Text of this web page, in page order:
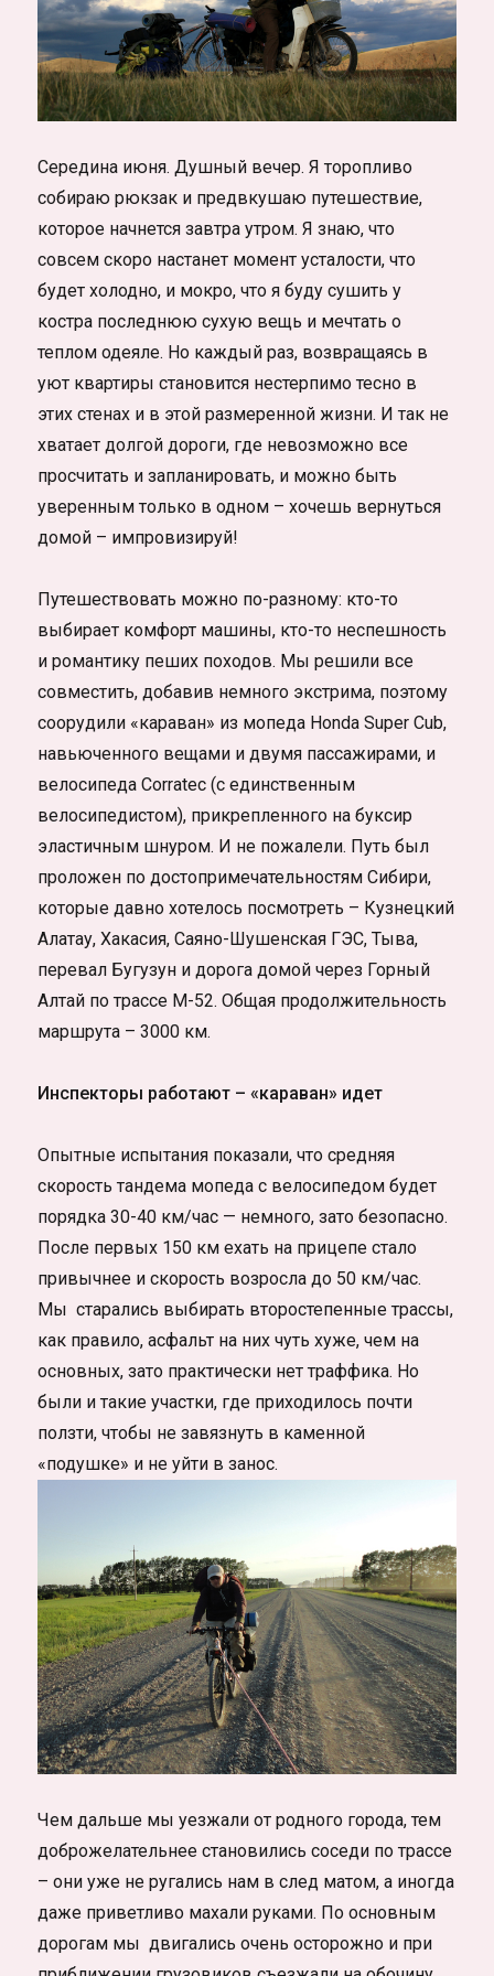
Середина июня. Душный вечер. Я торопливо
собираю рюкзак и предвкушаю путешествие,
которое начнется завтра утром. Я знаю, что
совсем скоро настанет момент усталости, что
будет холодно, и мокро, что я буду сушить у
костра последнюю сухую вещь и мечтать о
теплом одеяле. Но каждый раз, возвращаясь в
уют квартиры становится нестерпимо тесно в
этих стенах и в этой размеренной жизни. И так не
хватает долгой дороги, где невозможно все
просчитать и запланировать, и можно быть
уверенным только в одном – хочешь вернуться
домой – импровизируй!
Путешествовать можно по-разному: кто-то
выбирает комфорт машины, кто-то неспешность
и романтику пеших походов. Мы решили все
совместить, добавив немного экстрима, поэтому
соорудили «караван» из мопеда Honda Super Cub,
навьюченного вещами и двумя пассажирами, и
велосипеда Corratec (с единственным
велосипедистом), прикрепленного на буксир
эластичным шнуром. И не пожалели. Путь был
проложен по достопримечательностям Сибири,
которые давно хотелось посмотреть – Кузнецкий
Алатау, Хакасия, Саяно-Шушенская ГЭС, Тыва,
перевал Бугузун и дорога домой через Горный
Алтай по трассе М-52. Общая продолжительность
маршрута – 3000 км.
Инспекторы работают – «караван» идет
Опытные испытания показали, что средняя
скорость тандема мопеда с велосипедом будет
порядка 30-40 км/час — немного, зато безопасно.
После первых 150 км ехать на прицепе стало
привычнее и скорость возросла до 50 км/час.
Мы старались выбирать второстепенные трассы,
как правило, асфальт на них чуть хуже, чем на
основных, зато практически нет траффика. Но
были и такие участки, где приходилось почти
ползти, чтобы не завязнуть в каменной
«подушке» и не уйти в занос.
Чем дальше мы уезжали от родного города, тем
доброжелательнее становились соседи по трассе
– они уже не ругались нам в след матом, а иногда
даже приветливо махали руками. По основным
дорогам мы двигались очень осторожно и при